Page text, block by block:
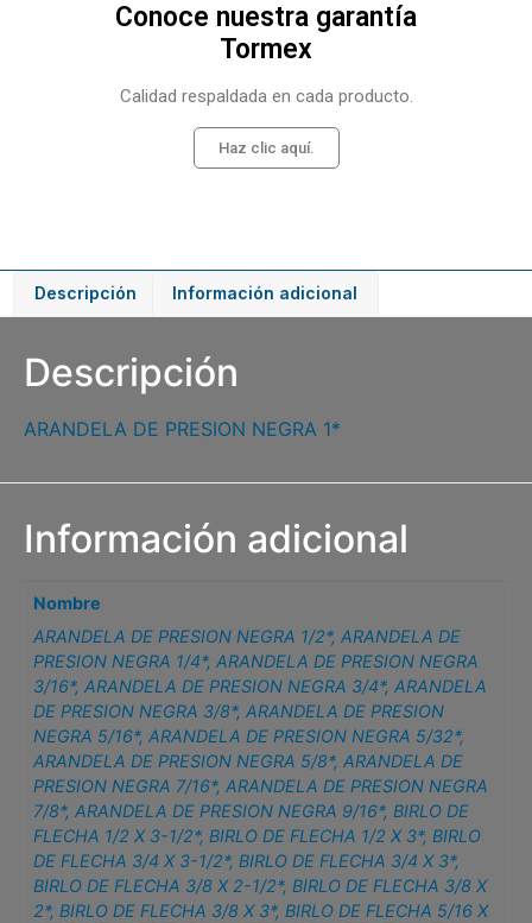
Conoce nuestra garantía
Tormex
Calidad respaldada en cada producto.
Haz clic aquí.
Descripción Información adicional
Descripción
ARANDELA DE PRESION NEGRA 1*
Información adicional
Nombre
ARANDELA DE PRESION NEGRA 1/2*,ARANDELA DE
PRESION NEGRA 1/4*,ARANDELA DE PRESION NEGRA
3/16*,ARANDELA DE PRESION NEGRA 3/4*,ARANDELA
DE PRESION NEGRA 3/8*,ARANDELA DE PRESION
NEGRA 5/16*,ARANDELA DE PRESION NEGRA 5/32*,
ARANDELA DE PRESION NEGRA 5/8*,ARANDELA DE
PRESION NEGRA 7/16*,ARANDELA DE PRESION NEGRA
7/8*,ARANDELA DE PRESION NEGRA 9/16*,BIRLO DE
FLECHA 1/2 X 3-1/2*,BIRLO DE FLECHA 1/2 X 3*,BIRLO
DE FLECHA 3/4 X 3-1/2*,BIRLO DE FLECHA 3/4 X 3*,
BIRLO DE FLECHA 3/8 X 2-1/2*,BIRLO DE FLECHA 3/8 X
2*,BIRLO DE FLECHA 3/8 X 3*,BIRLO DE FLECHA 5/16 X